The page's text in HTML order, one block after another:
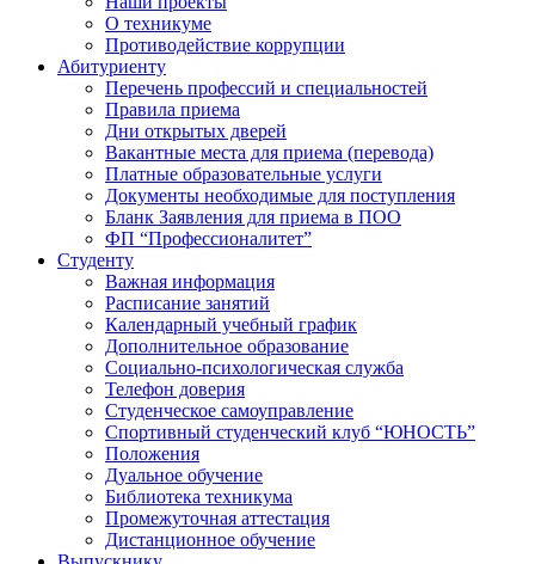
О техникуме
Противодействие коррупции
Абитуриенту
Перечень профессий и специальностей
Правила приема
Дни открытых дверей
Вакантные места для приема (перевода)
Платные образовательные услуги
Документы необходимые для поступления
Бланк Заявления для приема в ПОО
ФП “Профессионалитет”
Студенту
Важная информация
Расписание занятий
Календарный учебный график
Дополнительное образование
Социально-психологическая служба
Телефон доверия
Студенческое самоуправление
Спортивный студенческий клуб “ЮНОСТЬ”
Положения
Дуальное обучение
Библиотека техникума
Промежуточная аттестация
Дистанционное обучение